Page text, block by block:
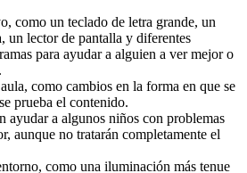
como un teclado de letra grande, un
un lector de pantalla y diferentes
para ayudar a alguien a ver mejor o
como cambios en la forma en que se
prueba el contenido.
ayudar a algunos niños con problemas
aunque no tratarán completamente el
como una iluminación más tenue